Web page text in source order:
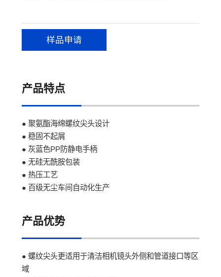
样品申请
产品特点
● 聚氨酯海绵螺纹尖头设计
● 稳固不起屑
● 灰蓝色PP防静电手柄
● 无硅无酰胺包装
● 热压工艺
● 百级无尘车间自动化生产
产品优势
● 螺纹尖头更适用于清洁相机镜头外侧和管道接口等区
域